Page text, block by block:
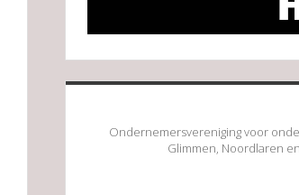
Ondernemersvereniging voor
Glimmen, Noordlaren